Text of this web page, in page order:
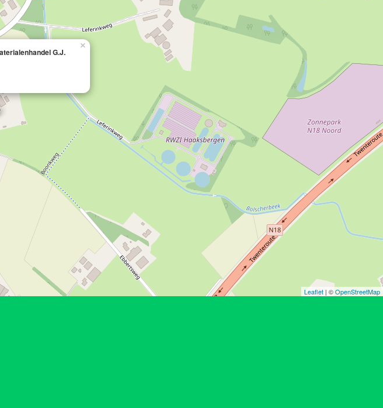
G.J.
×
Leaflet | ©OpenStreetMap